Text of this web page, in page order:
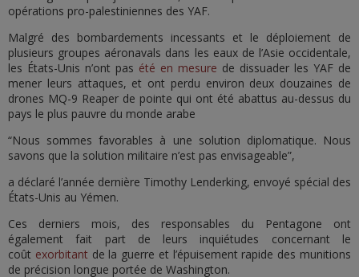
opérations pro-palestiniennes des YAF.
Malgré des bombardements incessants et le déploiement de
plusieurs groupes aéronavals dans les eaux de l’Asie occidentale,
les États-Unis n’ont pas été en mesure de dissuader les YAF de
mener leurs attaques, et ont perdu environ deux douzaines de
drones MQ-9 Reaper de pointe qui ont été abattus au-dessus du
pays le plus pauvre du monde arabe
“Nous sommes favorables à une solution diplomatique. Nous
savons que la solution militaire n’est pas envisageable”,
a déclaré l’année dernière Timothy Lenderking, envoyé spécial des
États-Unis au Yémen.
Ces derniers mois, des responsables du Pentagone ont
également fait part de leurs inquiétudes concernant le
coût exorbitant de la guerre et l’épuisement rapide des munitions
de précision longue portée de Washington.